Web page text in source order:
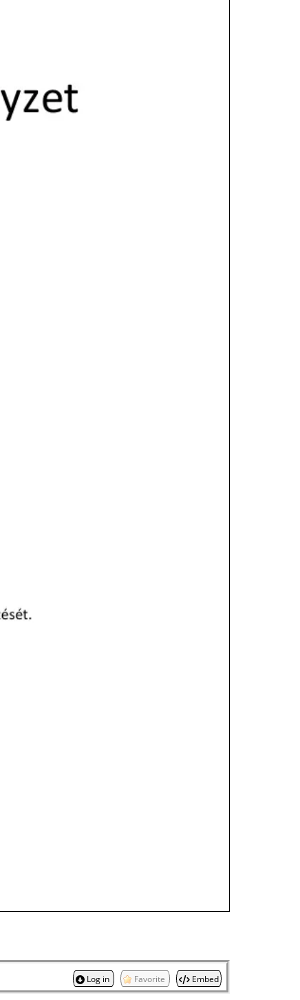
Log in Favorite Embed